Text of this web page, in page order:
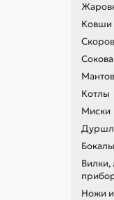
Ковши
Котлы
Миски
Ножи